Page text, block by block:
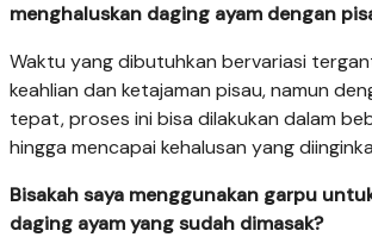
menghaluskan daging ayam dengan
Waktu yang dibutuhkan bervariasi
keahlian dan ketajaman pisau, namun
tepat, proses ini bisa dilakukan dalam
hingga mencapai kehalusan yang
Bisakah saya menggunakan garpu
daging ayam yang sudah dimasak?